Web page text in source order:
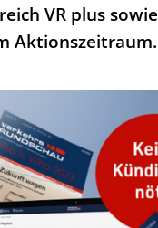
VR plus sowie
Aktionszeitraum.